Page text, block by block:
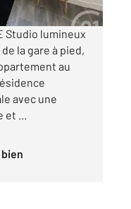
Studio lumineux
la gare à pied,
au
avec une
...
bien